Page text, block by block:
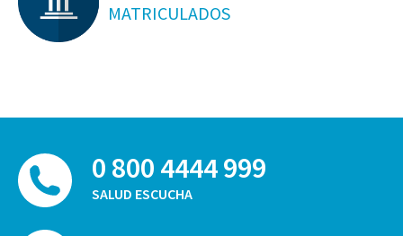
MATRICULADOS
0 800 4444 999
SALUD ESCUCHA